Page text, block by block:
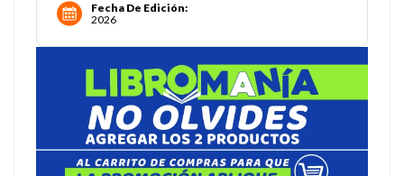
Fecha De Edición:
2026